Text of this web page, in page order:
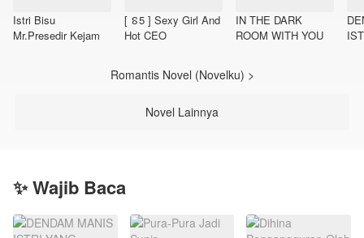
Istri Bisu
Mr.Presedir Kejam
[ ៜ5 ] Sexy Girl And
Hot CEO
IN THE DARK
ROOM WITH YOU
Romantis Novel (Novelku) >
Novel Lainnya
✨ Wajib Baca